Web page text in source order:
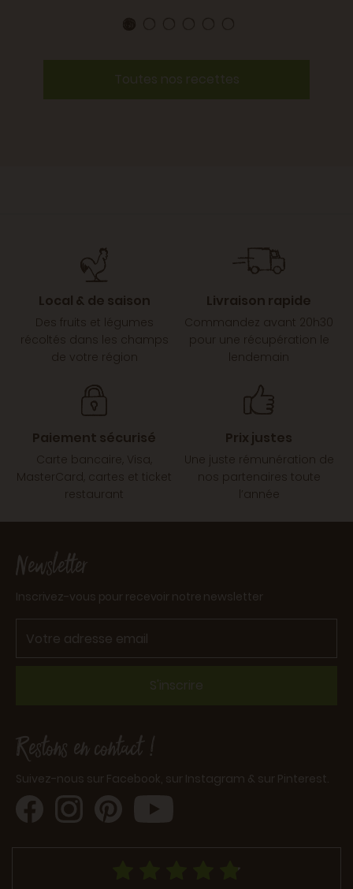
Toutes nos recettes
Local & de saison
Des fruits et légumes
récoltés dans les champs
de votre région
Livraison rapide
Commandez avant 20h30
pour une récupération le
lendemain
Paiement sécurisé
Carte bancaire, Visa,
MasterCard, cartes et ticket
restaurant
Prix justes
Une juste rémunération de
nos partenaires toute
l’année
Newsletter
Inscrivez-vous pour recevoir notre newsletter
S'inscrire
Restons en contact !
Suivez-nous sur Facebook, sur Instagram & sur Pinterest.